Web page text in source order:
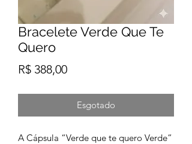
Bracelete Verde Que Te
Quero
R$ 388,00Preço
Esgotado
A Cápsula “Verde que te quero Verde”